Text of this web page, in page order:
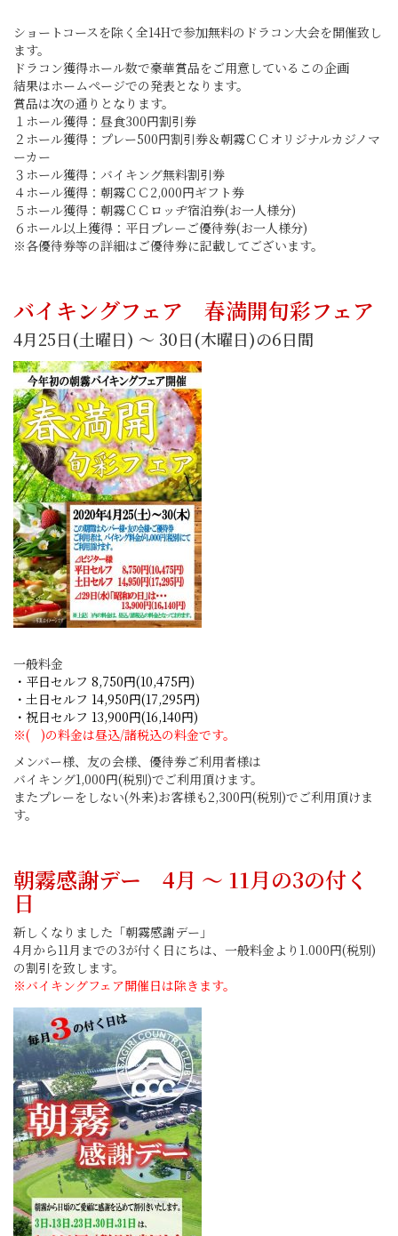
ショートコースを除く全14Hで参加無料のドラコン大会を開催致し
ます。
ドラコン獲得ホール数で豪華賞品をご用意しているこの企画
結果はホームページでの発表となります。
賞品は次の通りとなります。
１ホール獲得：昼食300円割引券
２ホール獲得：プレー500円割引券＆朝霧ＣＣオリジナルカジノマ
ーカー
３ホール獲得：バイキング無料割引券
４ホール獲得：朝霧ＣＣ2,000円ギフト券
５ホール獲得：朝霧ＣＣロッヂ宿泊券(お一人様分)
６ホール以上獲得：平日プレーご優待券(お一人様分)
※各優待券等の詳細はご優待券に記載してございます。
バイキングフェア 春満開旬彩フェア
4月25日(土曜日) ～ 30日(木曜日)の6日間
一般料金
・平日セルフ 8,750円(10,475円)
・土日セルフ 14,950円(17,295円)
・祝日セルフ 13,900円(16,140円)
※( )の料金は昼込/諸税込の料金です。
メンバー様、友の会様、優待券ご利用者様は
バイキング1,000円(税別)でご利用頂けます。
またプレーをしない(外来)お客様も2,300円(税別)でご利用頂けま
す。
朝霧感謝デー 4月 〜 11月の3の付く
日
新しくなりました「朝霧感謝デー」
4月から11月までの3が付く日にちは、一般料金より1.000円(税別)
の割引を致します。
※バイキングフェア開催日は除きます。